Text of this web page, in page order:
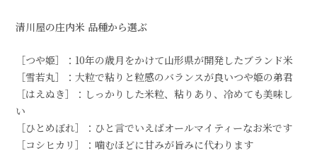
清川屋の庄内米 品種から選ぶ
［つや姫］：10年の歳月をかけて山形県が開発したブランド米
［雪若丸］：大粒で粘りと粒感のバランスが良いつや姫の弟君
［はえぬき］：しっかりした米粒、粘りあり、冷めても美味し
い
［ひとめぼれ］：ひと言でいえばオールマイティーなお米です
［コシヒカリ］：噛むほどに甘みが旨みに代わります